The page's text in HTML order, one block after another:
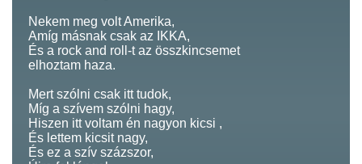
Nekem meg volt Amerika,
Amíg másnak csak az IKKA,
És a rock and roll-t az összkincsemet
elhoztam haza.
Mert szólni csak itt tudok,
Míg a szívem szólni hagy,
Hiszen itt voltam én nagyon kicsi ,
És lettem kicsit nagy,
És ez a szív százszor,